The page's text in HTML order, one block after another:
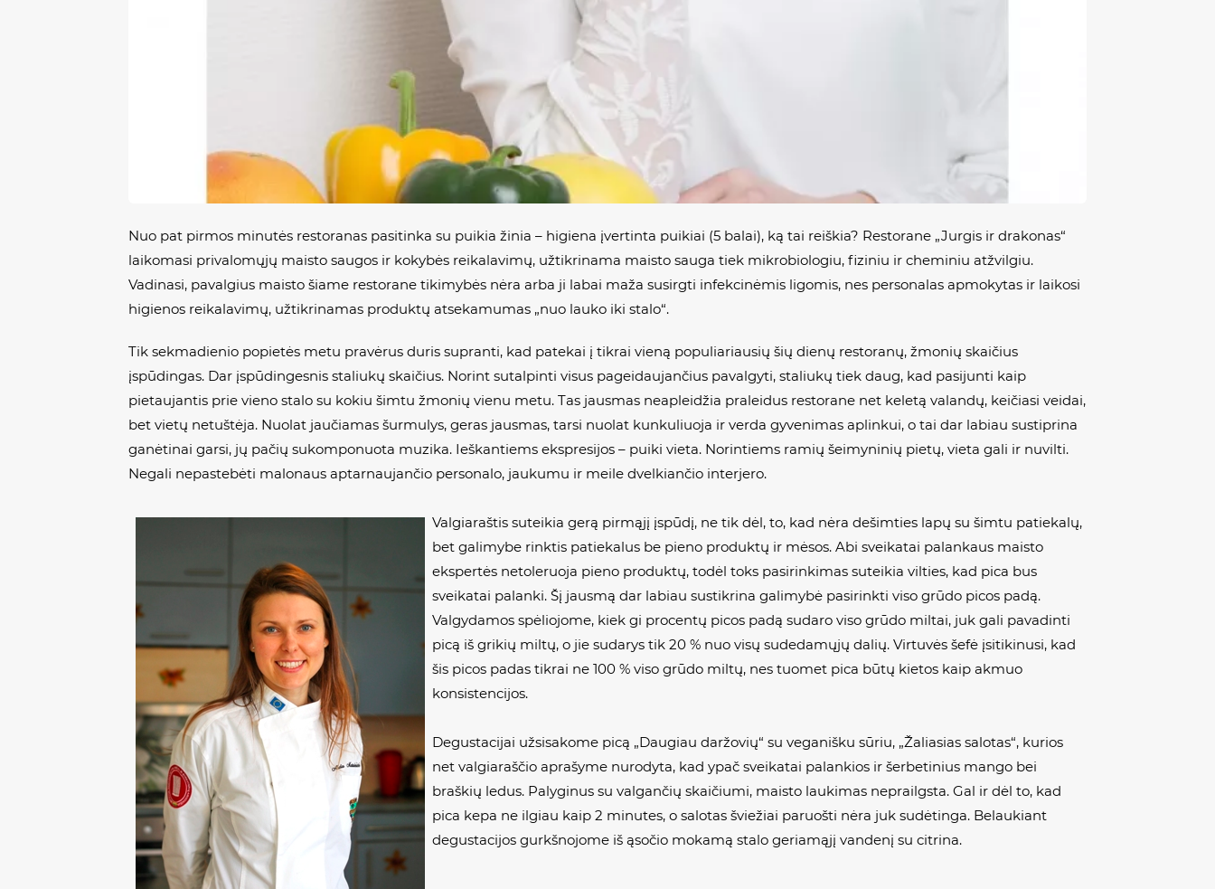
Nuo pat pirmos minutės restoranas pasitinka su puikia žinia – higiena įvertinta puikiai (5 balai), ką tai reiškia? Restorane „Jurgis ir drakonas“
laikomasi privalomųjų maisto saugos ir kokybės reikalavimų, užtikrinama maisto sauga tiek mikrobiologiu, fiziniu ir cheminiu atžvilgiu.
Vadinasi, pavalgius maisto šiame restorane tikimybės nėra arba ji labai maža susirgti infekcinėmis ligomis, nes personalas apmokytas ir laikosi
higienos reikalavimų, užtikrinamas produktų atsekamumas „nuo lauko iki stalo“.
Tik sekmadienio popietės metu pravėrus duris supranti, kad patekai į tikrai vieną populiariausių šių dienų restoranų, žmonių skaičius
įspūdingas. Dar įspūdingesnis staliukų skaičius. Norint sutalpinti visus pageidaujančius pavalgyti, staliukų tiek daug, kad pasijunti kaip
pietaujantis prie vieno stalo su kokiu šimtu žmonių vienu metu. Tas jausmas neapleidžia praleidus restorane net keletą valandų, keičiasi veidai,
bet vietų netuštėja. Nuolat jaučiamas šurmulys, geras jausmas, tarsi nuolat kunkuliuoja ir verda gyvenimas aplinkui, o tai dar labiau sustiprina
ganėtinai garsi, jų pačių sukomponuota muzika. Ieškantiems ekspresijos – puiki vieta. Norintiems ramių šeimyninių pietų, vieta gali ir nuvilti.
Negali nepastebėti malonaus aptarnaujančio personalo, jaukumu ir meile dvelkiančio interjero.
Valgiaraštis suteikia gerą pirmąjį įspūdį, ne tik dėl, to, kad nėra dešimties lapų su šimtu patiekalų,
bet galimybe rinktis patiekalus be pieno produktų ir mėsos. Abi sveikatai palankaus maisto
ekspertės netoleruoja pieno produktų, todėl toks pasirinkimas suteikia vilties, kad pica bus
sveikatai palanki. Šį jausmą dar labiau sustikrina galimybė pasirinkti viso grūdo picos padą.
Valgydamos spėliojome, kiek gi procentų picos padą sudaro viso grūdo miltai, juk gali pavadinti
picą iš grikių miltų, o jie sudarys tik 20 % nuo visų sudedamųjų dalių. Virtuvės šefė įsitikinusi, kad
šis picos padas tikrai ne 100 % viso grūdo miltų, nes tuomet pica būtų kietos kaip akmuo
konsistencijos.
Degustacijai užsisakome picą „Daugiau daržovių“ su veganišku sūriu, „Žaliasias salotas“, kurios
net valgiaraščio aprašyme nurodyta, kad ypač sveikatai palankios ir šerbetinius mango bei
braškių ledus. Palyginus su valgančių skaičiumi, maisto laukimas neprailgsta. Gal ir dėl to, kad
pica kepa ne ilgiau kaip 2 minutes, o salotas šviežiai paruošti nėra juk sudėtinga. Belaukiant
degustacijos gurkšnojome iš ąsočio mokamą stalo geriamąjį vandenį su citrina.